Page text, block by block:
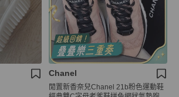
Chanel
閒置新香奈兒Chanel 21b粉色運動鞋